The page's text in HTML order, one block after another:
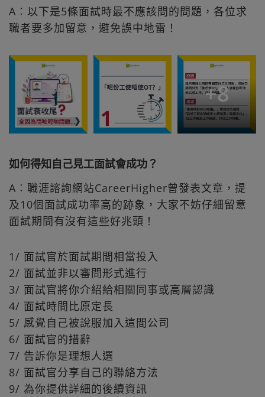
A︰以下是5條面試時最不應該問的問題，各位求
職者要多加留意，避免誤中地雷！
+8
如何得知自己見工面試會成功？
A︰職涯諮詢網站CareerHigher曾發表文章，提
及10個面試成功率高的跡象，大家不妨仔細留意
面試期間有沒有這些好兆頭！
1/ 面試官於面試期間相當投入
2/ 面試並非以審問形式進行
3/ 面試官將你介紹給相關同事或高層認識
4/ 面試時間比原定長
5/ 感覺自己被說服加入這間公司
6/ 面試官的措辭
7/ 告訴你是理想人選
8/ 面試官分享自己的聯絡方法
9/ 為你提供詳細的後續資訊